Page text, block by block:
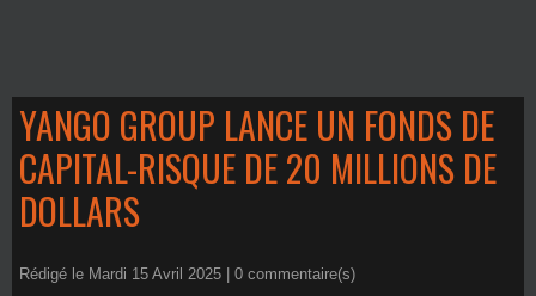
YANGO GROUP LANCE UN FONDS DE
CAPITAL-RISQUE DE 20 MILLIONS DE
DOLLARS
Rédigé le Mardi 15 Avril 2025 | 0 commentaire(s)